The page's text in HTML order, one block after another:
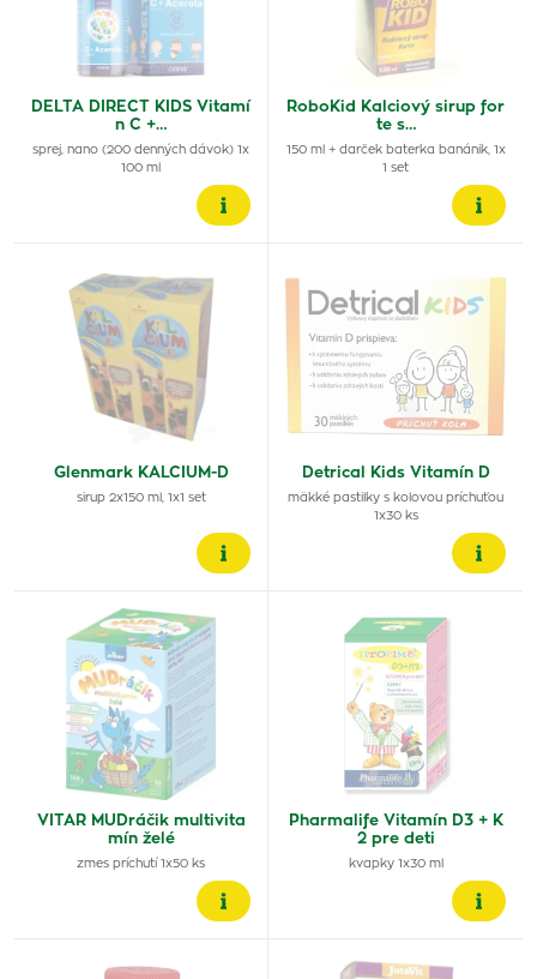
DELTA DIRECT KIDS Vitamí
n C +…
sprej, nano (200 denných dávok) 1x
100 ml
RoboKid Kalciový sirup for
te s…
150 ml + darček baterka banánik, 1x
1 set
Glenmark KALCIUM-D
sirup 2x150 ml, 1x1 set
Detrical Kids Vitamín D
mäkké pastilky s kolovou príchuťou
1x30 ks
VITAR MUDráčik multivita
mín želé
zmes príchutí 1x50 ks
Pharmalife Vitamín D3 + K
2 pre deti
kvapky 1x30 ml